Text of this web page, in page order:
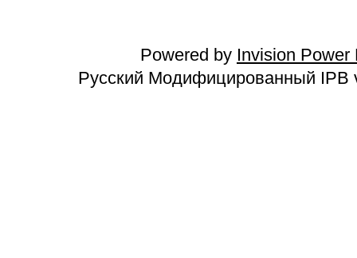
Powered by Invision Power
Русский Модифицированный IPB